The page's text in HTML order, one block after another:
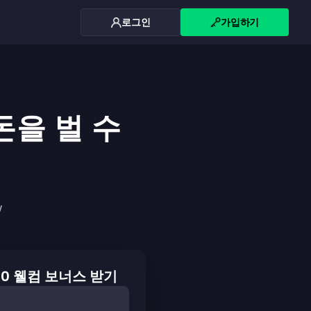
로그인 가입하기
을 벌 수
웰컴 보너스 받기